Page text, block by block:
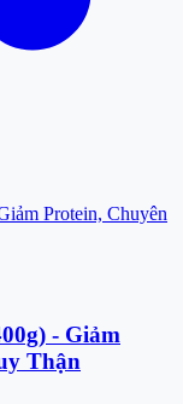
- Giảm
Thận